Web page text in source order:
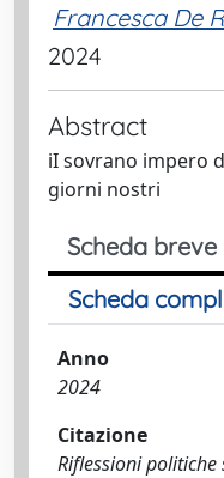
Francesca De
2024
Abstract
iI sovrano impero
giorni nostri
Scheda breve
Scheda
Anno
2024
Citazione
Riflessioni